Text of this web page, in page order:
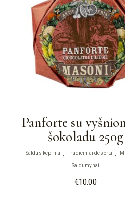
Panforte su
šokoladu 250g
Saldūs kepiniai Tradiciniai desertai
Saldumynai
€10.00